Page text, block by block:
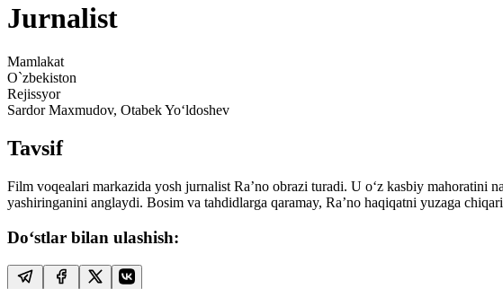
Jurnalist
Mamlakat
O`zbekiston
Rejissyor
Sardor Maxmudov, Otabek Yo‘ldoshev
Tavsif
Film voqealari markazida yosh jurnalist Ra’no obrazi turadi. U o‘z kasbiy
yashiringanini anglaydi. Bosim va tahdidlarga qaramay, Ra’no haqiqatni yuzaga
Do‘stlar bilan ulashish: